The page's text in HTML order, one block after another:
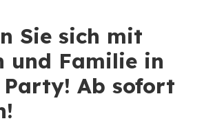
Sie sich mit
und Familie in
Party! Ab sofort